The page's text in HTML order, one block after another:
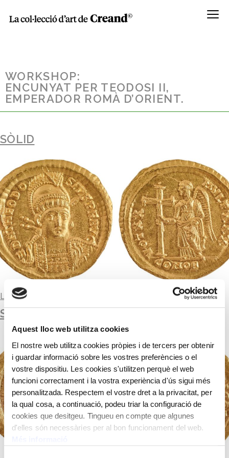
Aquest lloc web utilitza cookies
El nostre web utilitza cookies pròpies i de tercers per obtenir
i guardar informació sobre les vostres preferències o el
vostre dispositiu. Les cookies s'utilitzen perquè el web
funcioni correctament i la vostra experiència d'ús sigui més
personalitzada. Respectem el vostre dret a la privacitat, per
la qual cosa, a continuació, podeu triar la configuració de
cookies que desitgeu. Tingueu en compte que algunes
d'elles són necessàries per al bon funcionament del web.
Menú
WORKSHOP:
ENCUNYAT PER TEODOSI II,
EMPERADOR ROMÀ D’ORIENT.
SÒLID
Llegir-ne més
SÒLID